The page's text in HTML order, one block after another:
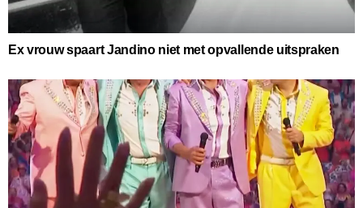
Ex vrouw spaart Jandino niet met opvallende uitspraken